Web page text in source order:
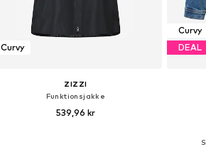
Curvy
ZIZZI
Funktionsjakke
539,96 kr
Curvy
DEAL